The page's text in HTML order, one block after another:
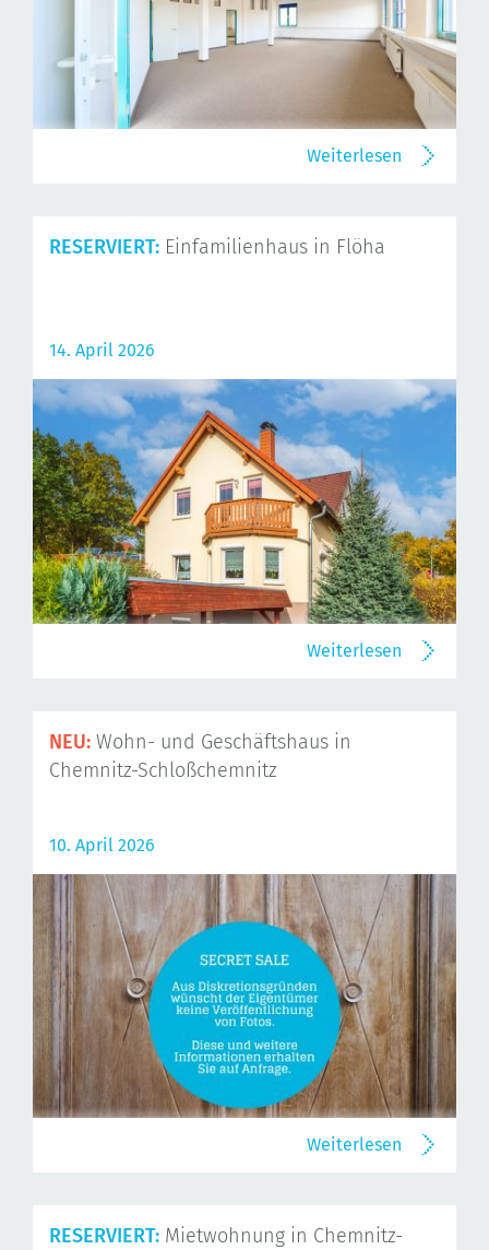
Weiterlesen
RESERVIERT: Einfamilienhaus in Flöha
14. April 2026
Weiterlesen
NEU: Wohn- und Geschäftshaus in
Chemnitz-Schloßchemnitz
10. April 2026
Weiterlesen
RESERVIERT: Mietwohnung in Chemnitz-